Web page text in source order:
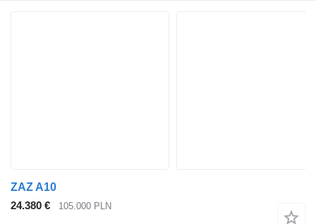
ZAZ A10
24.380 €
105.000 PLN